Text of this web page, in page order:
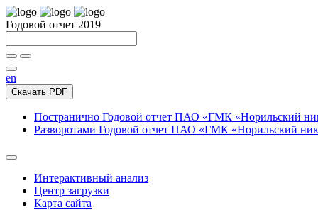
Годовой отчет 2019
en
Скачать PDF
Постранично Годовой отчет ПАО «ГМК «Норильский
Разворотами Годовой отчет ПАО «ГМК «Норильский
Интерактивный анализ
Центр загрузки
Карта сайта